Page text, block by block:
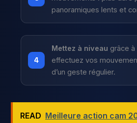
panoramiques lents et
Mettez à niveau grâce à
effectuez vos
d’un geste régulier.
READ Meilleure action cam